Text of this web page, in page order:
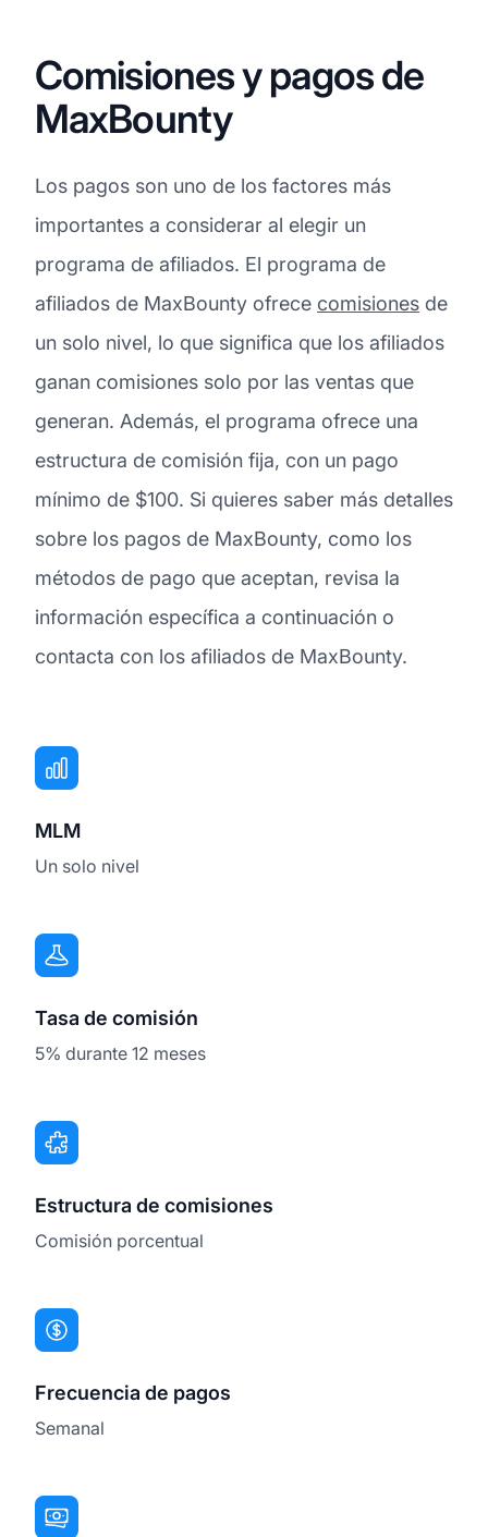
Comisiones y pagos de
MaxBounty
Los pagos son uno de los factores más
importantes a considerar al elegir un
programa de afiliados. El programa de
afiliados de MaxBounty ofrece comisiones de
un solo nivel, lo que significa que los afiliados
ganan comisiones solo por las ventas que
generan. Además, el programa ofrece una
estructura de comisión fija, con un pago
mínimo de $100. Si quieres saber más detalles
sobre los pagos de MaxBounty, como los
métodos de pago que aceptan, revisa la
información específica a continuación o
contacta con los afiliados de MaxBounty.
MLM
Un solo nivel
Tasa de comisión
5% durante 12 meses
Estructura de comisiones
Comisión porcentual
Frecuencia de pagos
Semanal